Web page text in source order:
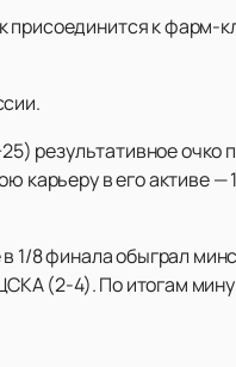
присоединится к фарм-
результативное очко
карьеру в его активе —
1/8 финала обыграл
(2-4). По итогам